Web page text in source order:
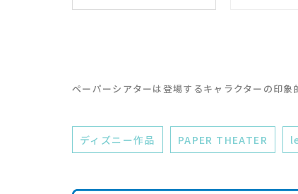
ペーパーシアターは登場するキャラクターの印
ディズニー作品 PAPER THEATER